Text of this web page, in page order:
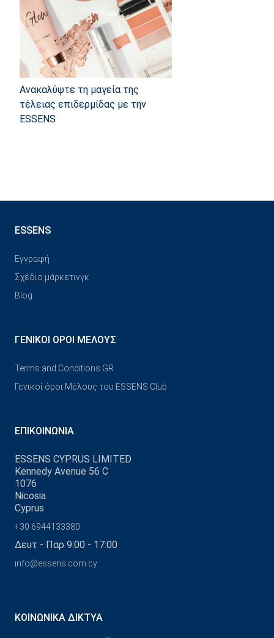
Ανακαλύψτε τη μαγεία της
τέλειας επιδερμίδας με την
ESSENS
ESSENS
Εγγραφή
Σχέδιο μάρκετινγκ
Blog
ΓΕΝΙΚΟΊ ΌΡΟΙ ΜΈΛΟΥΣ
Terms and Conditions GR
Γενικοί όροι Μέλους του ESSENS Club
ΕΠΙΚΟΙΝΩΝΊΑ
ESSENS CYPRUS LIMITED
Kennedy Avenue 56 C
1076
Nicosia
Cyprus
+30 6944133380
Δευτ - Παρ 9:00 - 17:00
info@essens.com.cy
ΚΟΙΝΩΝΙΚΆ ΔΊΚΤΥΑ